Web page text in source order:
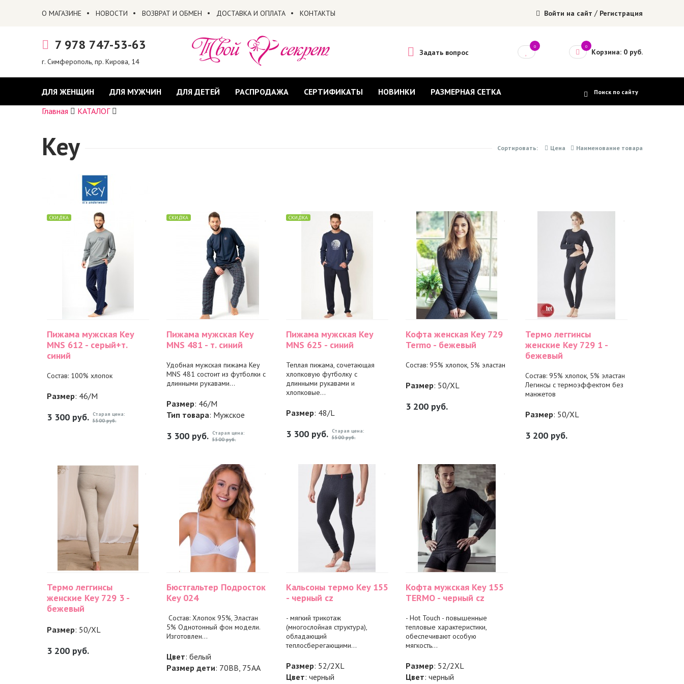
Войти на сайт / Регистрация
О МАГАЗИНЕ НОВОСТИ ВОЗВРАТ И ОБМЕН ДОСТАВКА И ОПЛАТА КОНТАКТЫ
7 978 747-53-63
г. Симферополь, пр. Кирова, 14
Задать вопрос
0 0
Корзина: 0 руб.
ДЛЯ ЖЕНЩИН ДЛЯ МУЖЧИН ДЛЯ ДЕТЕЙ РАСПРОДАЖА СЕРТИФИКАТЫ НОВИНКИ
РАЗМЕРНАЯ СЕТКА
Главная
КАТАЛОГ
Key Сортировать: Цена Наименование товара
СКИДКА
Пижама мужская Key
MNS 612 - серый+т.
синий
Состав: 100% хлопок
Размер: 46/M
3 300руб. Старая цена:
5500 руб.
СКИДКА
Пижама мужская Key
MNS 481 - т. синий
Удобная мужская пижама Key
MNS 481 состоит из футболки с
длинными рукавами...
Размер: 46/M
Тип товара: Мужское
3 300руб. Старая цена:
5500 руб.
СКИДКА
Пижама мужская Key
MNS 625 - синий
Теплая пижама, сочетающая
хлопковую футболку с
длинными рукавами и
хлопковые...
Размер: 48/L
3 300руб. Старая цена:
5500 руб.
Кофта женская Key 729
Termo - бежевый
Состав: 95% хлопок, 5% эластан
Размер: 50/XL
3 200руб.
Термо леггинсы
женские Key 729 1 -
бежевый
Состав: 95% хлопок, 5% эластан
Легинсы с термоэффектом без
манжетов
Размер: 50/XL
3 200руб.
Термо леггинсы
женские Key 729 3 -
бежевый
Размер: 50/XL
3 200руб.
Бюстгальтер Подросток
Key 024
Состав: Хлопок 95%, Эластан
5% Однотонный фон модели.
Изготовлен...
Цвет: белый
Размер дети: 70BB, 75AA
Кальсоны термо Key 155
- черный cz
- мягкий трикотаж
(многослойная структура),
обладающий
теплосберегающими...
Размер: 52/2XL
Цвет: черный
Кофта мужская Key 155
TERMO - черный cz
- Hot Touch - повышенные
тепловые характеристики,
обеспечивают особую
мягкость...
Размер: 52/2XL
Цвет: черный